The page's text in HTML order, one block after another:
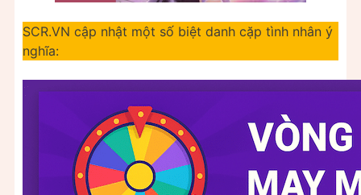
SCR.VN cập nhật một số biệt danh cặp tình nhân ý
nghĩa: